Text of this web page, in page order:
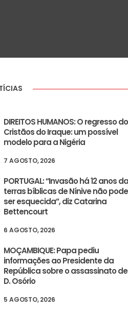
DIREITOS HUMANOS: O regresso
Cristãos do Iraque: um possível
modelo para a Nigéria
7 AGOSTO, 2026
PORTUGAL: “Invasão há 12 anos
terras bíblicas de Nínive não pode
ser esquecida”, diz Catarina
Bettencourt
6 AGOSTO, 2026
MOÇAMBIQUE: Papa pediu
informações ao Presidente da
República sobre o assassinato de
D. Osório
5 AGOSTO, 2026